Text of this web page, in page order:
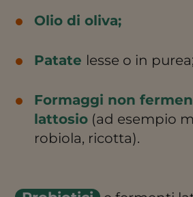
Olio di oliva;
Patate lesse o in purea;
Formaggi non
lattosio(ad esempio
robiola, ricotta).